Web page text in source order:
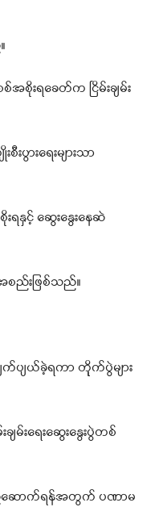
းရခေတ်က ငြိမ်းချမ်း
ားရေးများသာ
ရနှင့် ဆွေးနွေးနေဆဲ
ည်းဖြစ်သည်။
ပျယ်ခဲ့ရကာ တိုုက်ပွဲများ
မ်းရေးဆွေးနွေးပွဲတစ်
ည်ဆောက်ရန်အတွက် ပဏာမ